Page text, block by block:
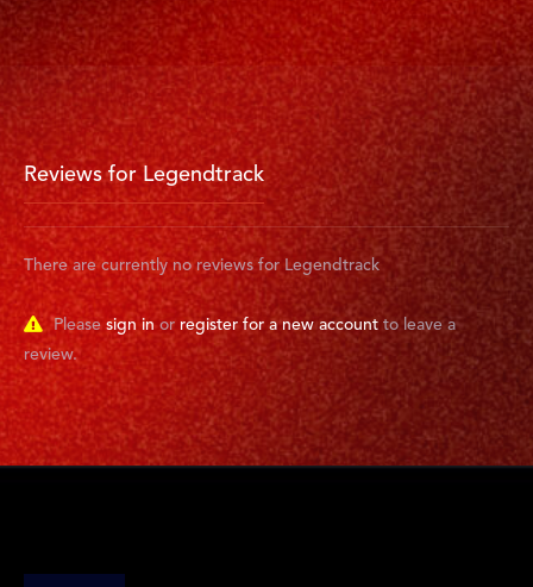
Reviews for Legendtrack
There are currently no reviews for Legendtrack
Please sign in or register for a new account to leave a
review.